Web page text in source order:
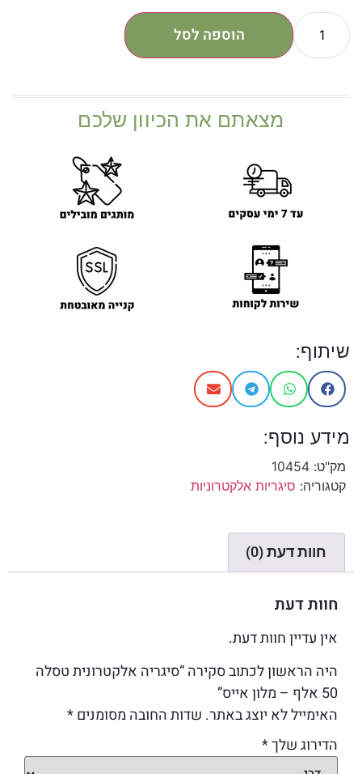
הוספה לסל
מצאתם את הכיוון שלכם
שיתוף:
מידע נוסף:
מק"ט: 10454
קטגוריה: סיגריות אלקטרוניות
חוות דעת (0)
חוות דעת
אין עדיין חוות דעת.
היה הראשון לכתוב סקירה “סיגריה אלקטרונית טסלה
50 אלף – מלון אייס”
האימייל לא יוצג באתר. שדות החובה מסומנים*
הדירוג שלך*